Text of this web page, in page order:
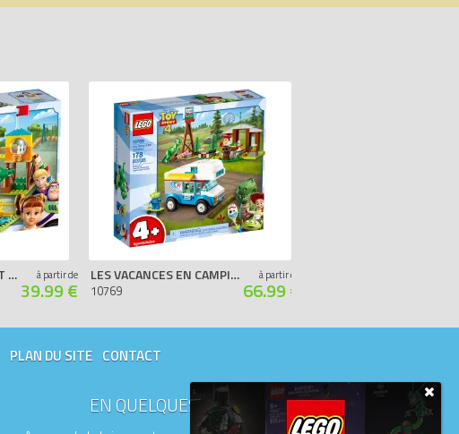
L'AVENTURE DE BUZZ ET LA BERGÈRE DANS L'AIRE DE JEU à partir de
39.99 €
LES VACANCES EN CAMPING-CAR TOY STORY 4
10769
à partir de
66.99 €
PLAN DU SITE CONTACT
EN QUELQUES MOTS